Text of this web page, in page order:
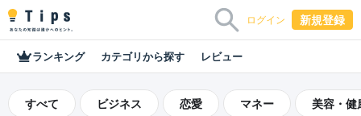
ログイン 新規登録
ランキング カテゴリから探す レビュー
すべて ビジネス 恋愛 マネー 美容・健